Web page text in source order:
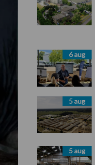
6 aug
5 aug
5 aug